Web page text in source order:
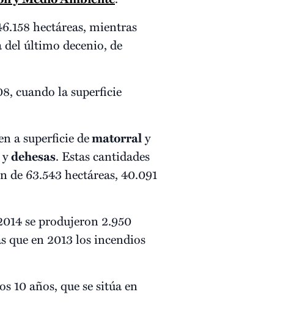
hectáreas, mientras
del último decenio, de
cuando la superficie
a superficie dematorraly
ydehesas. Estas cantidades
de 63.543 hectáreas, 40.091
se produjeron 2.950
que en 2013 los incendios
10 años, que se sitúa en